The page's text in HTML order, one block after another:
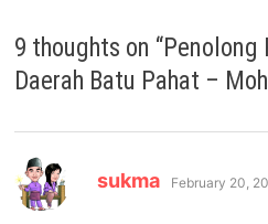
9 thoughts on “Penolong
Daerah Batu Pahat –
sukma says:
February 20,